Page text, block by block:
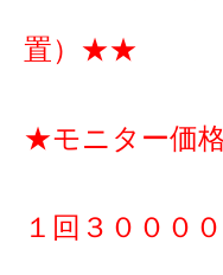
置）★★
★モニター価
１回３０００